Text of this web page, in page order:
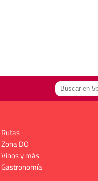
Rutas
Zona DO
Vinos y más
Gastronomía